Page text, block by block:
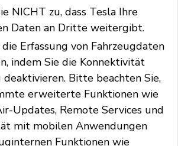
NICHT zu, dass Tesla Ihre
Daten an Dritte weitergibt.
Erfassung von Fahrzeugdaten
indem Sie die Konnektivität
Bitte beachten Sie,
erweiterte Funktionen wie
Updates, Remote Services und
mit mobilen Anwendungen
Funktionen wie